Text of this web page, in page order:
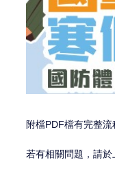
附檔PDF檔有完整
若有相關問題，請